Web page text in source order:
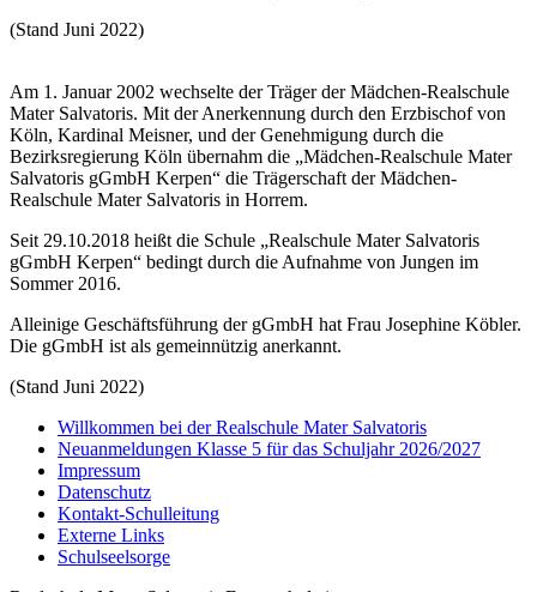
(Stand Juni 2022)
Am 1. Januar 2002 wechselte der Träger der Mädchen-Realschule
Mater Salvatoris. Mit der Anerkennung durch den Erzbischof von
Köln, Kardinal Meisner, und der Genehmigung durch die
Bezirksregierung Köln übernahm die „Mädchen-Realschule Mater
Salvatoris gGmbH Kerpen“ die Trägerschaft der Mädchen-
Realschule Mater Salvatoris in Horrem.
Seit 29.10.2018 heißt die Schule „Realschule Mater Salvatoris
gGmbH Kerpen“ bedingt durch die Aufnahme von Jungen im
Sommer 2016.
Alleinige Geschäftsführung der gGmbH hat Frau Josephine Köbler.
Die gGmbH ist als gemeinnützig anerkannt.
(Stand Juni 2022)
Willkommen bei der Realschule Mater Salvatoris
Neuanmeldungen Klasse 5 für das Schuljahr 2026/2027
Impressum
Datenschutz
Kontakt-Schulleitung
Externe Links
Schulseelsorge